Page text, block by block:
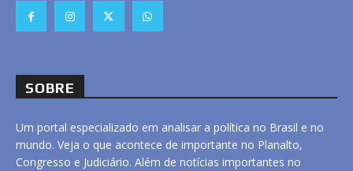
SOBRE
Um portal especializado em analisar a política no Brasil e no
mundo. Veja o que acontece de importante no Planalto,
Congresso e Judiciário. Além de notícias importantes no